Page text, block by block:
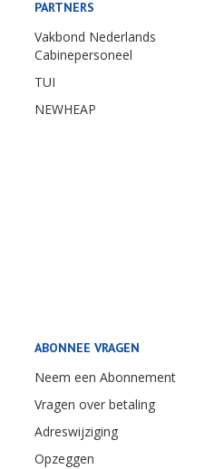
PARTNERS
Vakbond Nederlands
Cabinepersoneel
TUI
NEWHEAP
ABONNEE VRAGEN
Neem een Abonnement
Vragen over betaling
Adreswijziging
Opzeggen